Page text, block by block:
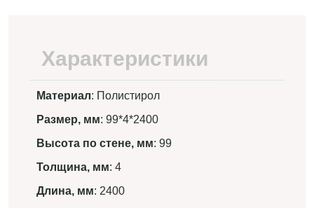
Характеристики
Материал: Полистирол
Размер, мм: 99*4*2400
Высота по стене, мм: 99
Толщина, мм: 4
Длина, мм: 2400